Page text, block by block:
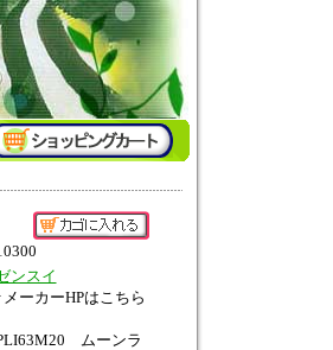
ンスイ
メーカーHPはこちら
ムーンラ